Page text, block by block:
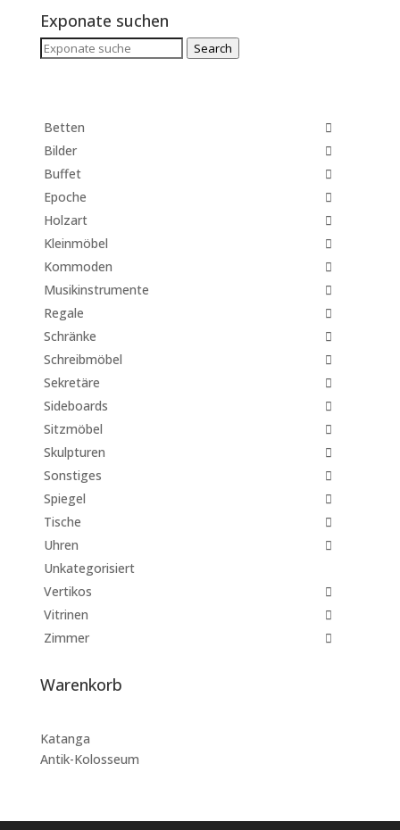
Exponate suchen
Search
Search
Betten
Bilder
Buffet
Epoche
Holzart
Kleinmöbel
Kommoden
Musikinstrumente
Regale
Schränke
Schreibmöbel
Sekretäre
Sideboards
Sitzmöbel
Skulpturen
Sonstiges
Spiegel
Tische
Uhren
Unkategorisiert
Vertikos
Vitrinen
Zimmer
Warenkorb
Katanga
Antik-Kolosseum